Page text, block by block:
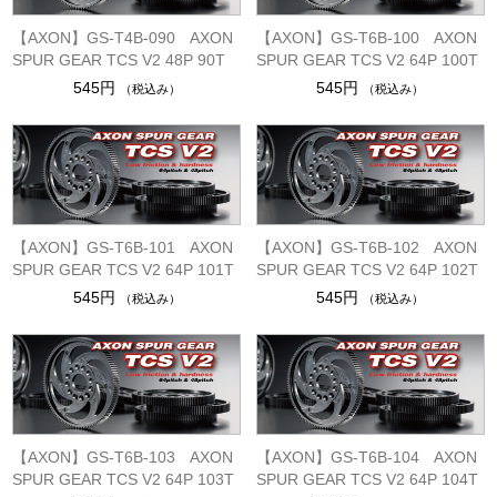
【AXON】GS-T4B-090 AXON
SPUR GEAR TCS V2 48P 90T
545円
（税込み）
【AXON】GS-T6B-100 AXON
SPUR GEAR TCS V2 64P 100T
545円
（税込み）
【AXON】GS-T6B-101 AXON
SPUR GEAR TCS V2 64P 101T
545円
（税込み）
【AXON】GS-T6B-102 AXON
SPUR GEAR TCS V2 64P 102T
545円
（税込み）
【AXON】GS-T6B-103 AXON
SPUR GEAR TCS V2 64P 103T
【AXON】GS-T6B-104 AXON
SPUR GEAR TCS V2 64P 104T